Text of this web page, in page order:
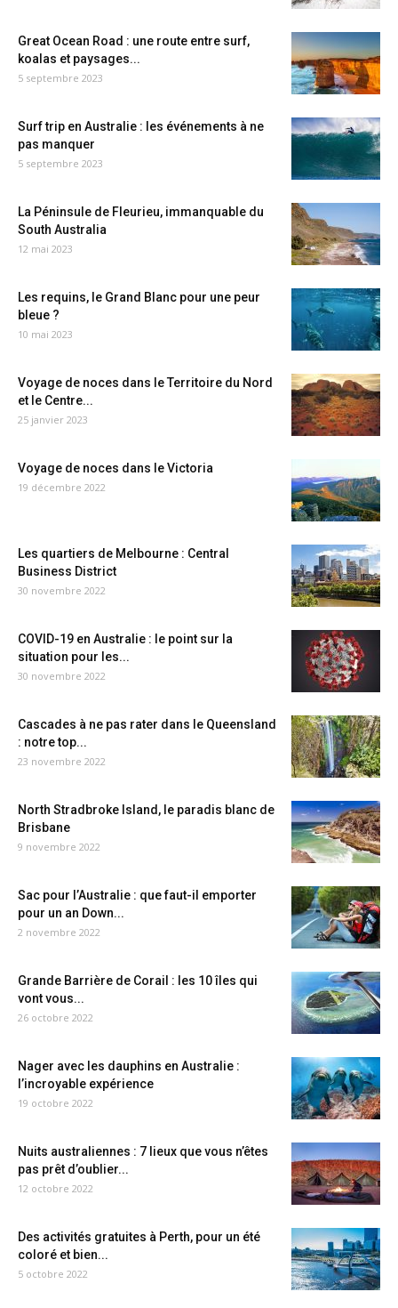
Great Ocean Road : une route entre surf,
koalas et paysages...
5 septembre 2023
Surf trip en Australie : les événements à ne
pas manquer
5 septembre 2023
La Péninsule de Fleurieu, immanquable du
South Australia
12 mai 2023
Les requins, le Grand Blanc pour une peur
bleue ?
10 mai 2023
Voyage de noces dans le Territoire du Nord
et le Centre...
25 janvier 2023
Voyage de noces dans le Victoria
19 décembre 2022
Les quartiers de Melbourne : Central
Business District
30 novembre 2022
COVID-19 en Australie : le point sur la
situation pour les...
30 novembre 2022
Cascades à ne pas rater dans le Queensland
: notre top...
23 novembre 2022
North Stradbroke Island, le paradis blanc de
Brisbane
9 novembre 2022
Sac pour l’Australie : que faut-il emporter
pour un an Down...
2 novembre 2022
Grande Barrière de Corail : les 10 îles qui
vont vous...
26 octobre 2022
Nager avec les dauphins en Australie :
l’incroyable expérience
19 octobre 2022
Nuits australiennes : 7 lieux que vous n’êtes
pas prêt d’oublier...
12 octobre 2022
Des activités gratuites à Perth, pour un été
coloré et bien...
5 octobre 2022